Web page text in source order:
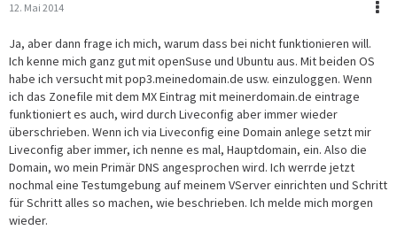
12. Mai 2014
Ja, aber dann frage ich mich, warum dass bei nicht funktionieren will.
Ich kenne mich ganz gut mit openSuse und Ubuntu aus. Mit beiden OS
habe ich versucht mit pop3.meinedomain.de usw. einzuloggen. Wenn
ich das Zonefile mit dem MX Eintrag mit meinerdomain.de eintrage
funktioniert es auch, wird durch Liveconfig aber immer wieder
überschrieben. Wenn ich via Liveconfig eine Domain anlege setzt mir
Liveconfig aber immer, ich nenne es mal, Hauptdomain, ein. Also die
Domain, wo mein Primär DNS angesprochen wird. Ich werrde jetzt
nochmal eine Testumgebung auf meinem VServer einrichten und Schritt
für Schritt alles so machen, wie beschrieben. Ich melde mich morgen
wieder.